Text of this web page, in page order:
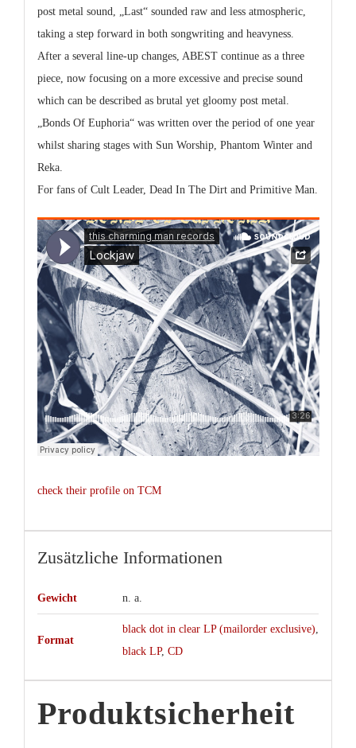
post metal sound, „Last“ sounded raw and less atmospheric,
taking a step forward in both songwriting and heavyness.
After a several line-up changes, ABEST continue as a three
piece, now focusing on a more excessive and precise sound
which can be described as brutal yet gloomy post metal.
„Bonds Of Euphoria“ was written over the period of one year
whilst sharing stages with Sun Worship, Phantom Winter and
Reka.
For fans of Cult Leader, Dead In The Dirt and Primitive Man.
check their profile on TCM
Zusätzliche Informationen
Gewicht n. a.
Format
black dot in clear LP (mailorder exclusive),
black LP, CD
Produktsicherheit